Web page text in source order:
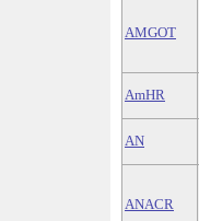
AMGOT
AmHR
AN
ANACR